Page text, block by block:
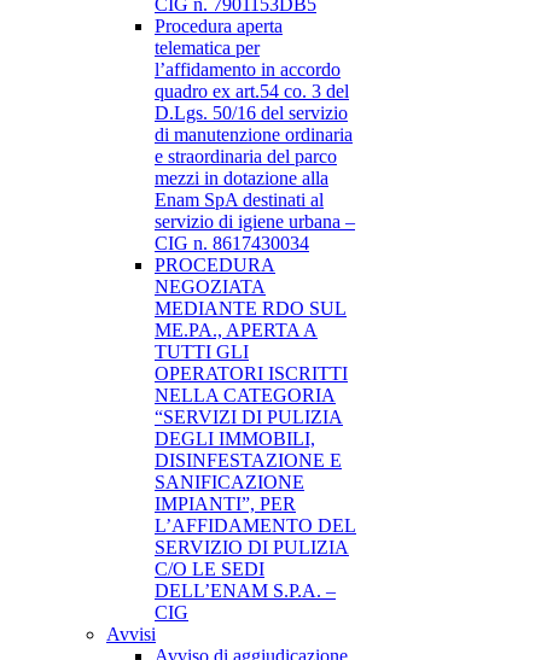
CIG n. 7901153DB5
Procedura aperta
telematica per
l’affidamento in accordo
quadro ex art.54 co. 3 del
D.Lgs. 50/16 del servizio
di manutenzione ordinaria
e straordinaria del parco
mezzi in dotazione alla
Enam SpA destinati al
servizio di igiene urbana –
CIG n. 8617430034
PROCEDURA
NEGOZIATA
MEDIANTE RDO SUL
ME.PA., APERTA A
TUTTI GLI
OPERATORI ISCRITTI
NELLA CATEGORIA
“SERVIZI DI PULIZIA
DEGLI IMMOBILI,
DISINFESTAZIONE E
SANIFICAZIONE
IMPIANTI”, PER
L’AFFIDAMENTO DEL
SERVIZIO DI PULIZIA
C/O LE SEDI
DELL’ENAM S.P.A. –
CIG
Avvisi
Avviso di aggiudicazione